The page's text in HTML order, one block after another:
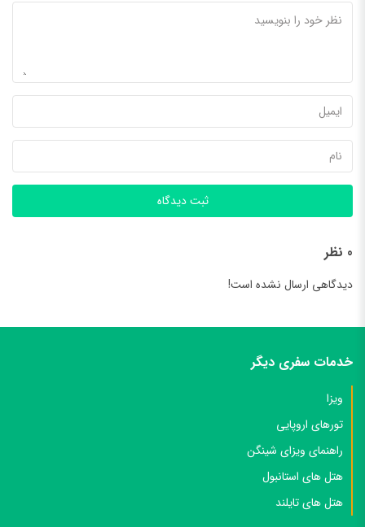
ثبت دیدگاه
0 نظر
دیدگاهی ارسال نشده است!
خدمات سفری دیگر
ویزا
تورهای اروپایی
راهنمای ویزای شینگن
هتل های استانبول
هتل های تایلند